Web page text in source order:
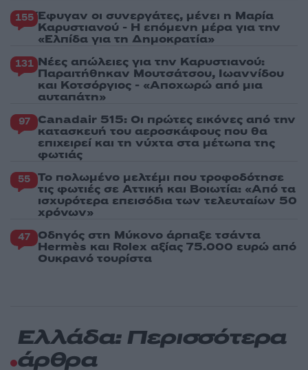
155 Έφυγαν οι συνεργάτες, μένει η Μαρία
Καρυστιανού - Η επόμενη μέρα για την
«Ελπίδα για τη Δημοκρατία»
131 Νέες απώλειες για την Καρυστιανού:
Παραιτήθηκαν Μουτσάτσου, Ιωαννίδου
και Κοτσόργιος - «Αποχωρώ από μια
αυταπάτη»
97 Canadair 515: Οι πρώτες εικόνες από την
κατασκευή του αεροσκάφους που θα
επιχειρεί και τη νύχτα στα μέτωπα της
φωτιάς
55 Το πολωμένο μελτέμι που τροφοδότησε
τις φωτιές σε Αττική και Βοιωτία: «Από τα
ισχυρότερα επεισόδια των τελευταίων 50
χρόνων»
47 Οδηγός στη Μύκονο άρπαξε τσάντα
Hermès και Rolex αξίας 75.000 ευρώ από
Ουκρανό τουρίστα
Ελλάδα: Περισσότερα
άρθρα